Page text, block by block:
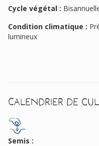
Cycle végétal :
Condition climatique :
lumineux
Calendrier de
Semis :